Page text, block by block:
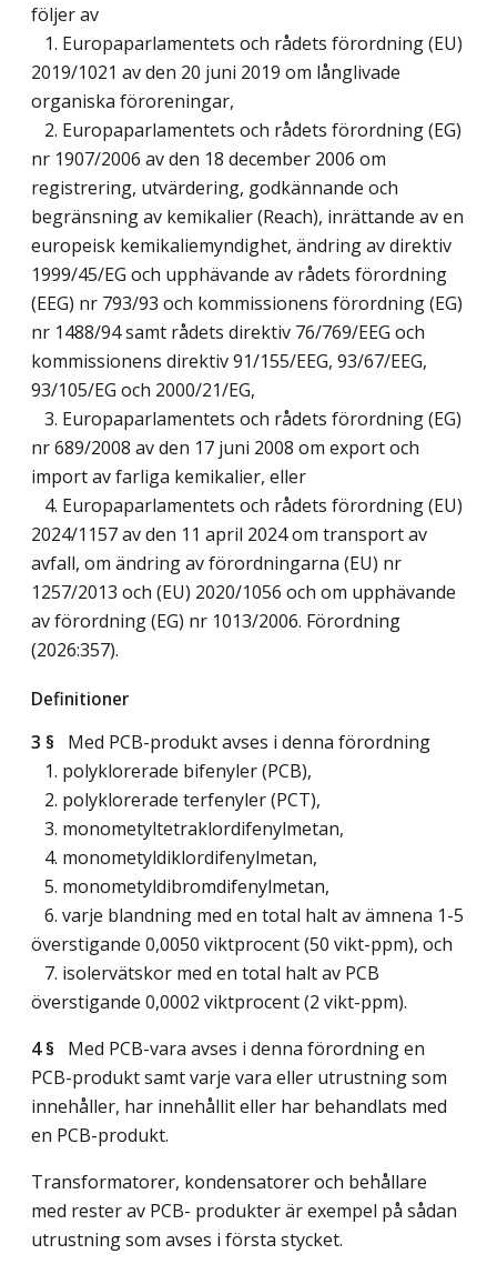
följer av
1. Europaparlamentets och rådets förordning (EU)
2019/1021 av den 20 juni 2019 om långlivade
organiska föroreningar,
2. Europaparlamentets och rådets förordning (EG)
nr 1907/2006 av den 18 december 2006 om
registrering, utvärdering, godkännande och
begränsning av kemikalier (Reach), inrättande av en
europeisk kemikaliemyndighet, ändring av direktiv
1999/45/EG och upphävande av rådets förordning
(EEG) nr 793/93 och kommissionens förordning (EG)
nr 1488/94 samt rådets direktiv 76/769/EEG och
kommissionens direktiv 91/155/EEG, 93/67/EEG,
93/105/EG och 2000/21/EG,
3. Europaparlamentets och rådets förordning (EG)
nr 689/2008 av den 17 juni 2008 om export och
import av farliga kemikalier, eller
4. Europaparlamentets och rådets förordning (EU)
2024/1157 av den 11 april 2024 om transport av
avfall, om ändring av förordningarna (EU) nr
1257/2013 och (EU) 2020/1056 och om upphävande
av förordning (EG) nr 1013/2006. Förordning
(2026:357).
Definitioner
3 § Med PCB-produkt avses i denna förordning
1. polyklorerade bifenyler (PCB),
2. polyklorerade terfenyler (PCT),
3. monometyltetraklordifenylmetan,
4. monometyldiklordifenylmetan,
5. monometyldibromdifenylmetan,
6. varje blandning med en total halt av ämnena 1-5
överstigande 0,0050 viktprocent (50 vikt-ppm), och
7. isolervätskor med en total halt av PCB
överstigande 0,0002 viktprocent (2 vikt-ppm).
4 § Med PCB-vara avses i denna förordning en
PCB-produkt samt varje vara eller utrustning som
innehåller, har innehållit eller har behandlats med
en PCB-produkt.
Transformatorer, kondensatorer och behållare
med rester av PCB- produkter är exempel på sådan
utrustning som avses i första stycket.